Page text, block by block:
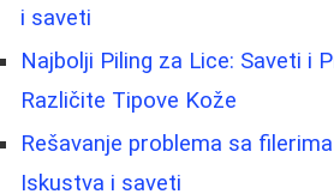
i saveti
Najbolji Piling za Lice: Saveti i
Različite Tipove Kože
Rešavanje problema sa
Iskustva i saveti